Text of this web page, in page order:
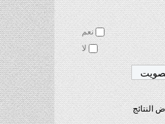
نعم
لا